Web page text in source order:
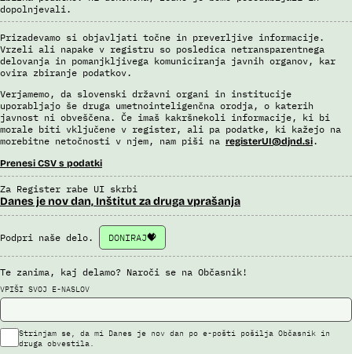
Sistem uporablja sledeče vire podatkov: Evidenca potnikov,
prijavljenih na let, Evidenca potnikov iz sistema rezervacij letalskih
vozovnic, Evidence policije, Schengenskega informacijskega sistema,
Interpola.
Viri:
Brošura 60 let informacijsko telekomunikacijskega sistema policije
Odgovor na zahtevek za informacije javnega značaja
dopolnjevali.
Prizadevamo si objavljati točne in preverljive informacije.
Vrzeli ali napake v registru so posledica netransparentnega
delovanja in pomanjkljivega komuniciranja javnih organov, kar
ovira zbiranje podatkov.
Verjamemo, da slovenski državni organi in institucije
uporabljajo še druga umetnointeligenčna orodja, o katerih
javnost ni obveščena. Če imaš kakršnekoli informacije, ki bi
morale biti vključene v register, ali pa podatke, ki kažejo na
morebitne netočnosti v njem, nam piši na registerUI@djnd.si.
Prenesi CSV s podatki
Za Register rabe UI skrbi
Danes je nov dan, Inštitut za druga vprašanja
Podpri naše delo. DONIRAJ
Te zanima, kaj delamo? Naroči se na Občasnik!
VPIŠI SVOJ E-NASLOV
Strinjam se, da mi Danes je nov dan po e-pošti pošilja Občasnik in
druga obvestila.